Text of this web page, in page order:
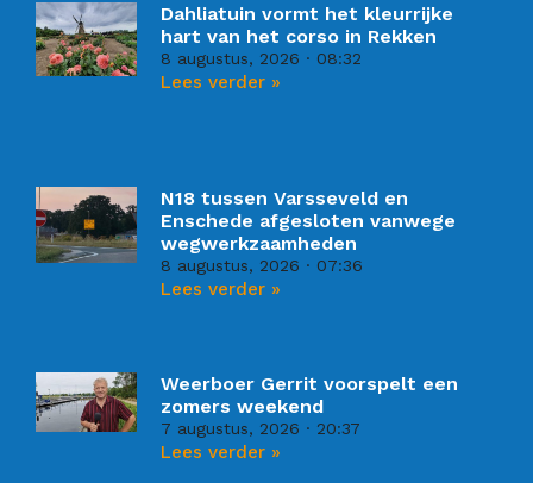
Dahliatuin vormt het kleurrijke
hart van het corso in Rekken
8 augustus, 2026 08:32
Lees verder »
N18 tussen Varsseveld en
Enschede afgesloten vanwege
wegwerkzaamheden
8 augustus, 2026 07:36
Lees verder »
Weerboer Gerrit voorspelt een
zomers weekend
7 augustus, 2026 20:37
Lees verder »